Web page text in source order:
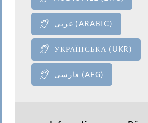
عربي (ARABIC)
УКРАЇНСЬКА (UKR)
فارسی (AFG)